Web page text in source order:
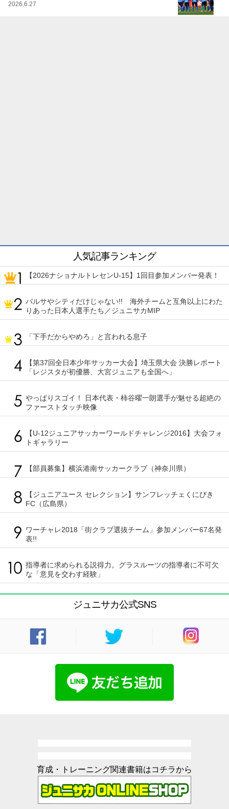
2026.6.27
人気記事ランキング
【2026ナショナルトレセンU-15】1回目参加メンバー発表！
バルサやシティだけじゃない!! 海外チームと互角以上にわた
りあった日本人選手たち／ジュニサカMIP
「下手だからやめろ」と言われる息子
【第37回全日本少年サッカー大会】埼玉県大会 決勝レポート
「レジスタが初優勝、大宮ジュニアも全国へ」
やっぱりスゴイ！ 日本代表・柿谷曜一朗選手が魅せる超絶の
ファーストタッチ映像
【U-12ジュニアサッカーワールドチャレンジ2016】大会フォ
トギャラリー
【部員募集】横浜港南サッカークラブ（神奈川県）
【ジュニアユース セレクション】サンフレッチェくにびき
FC（広島県）
ワーチャレ2018「街クラブ選抜チーム」参加メンバー67名発
表!!
指導者に求められる説得力。グラスルーツの指導者に不可欠
な「意見を交わす経験」
ジュニサカ公式SNS
育成・トレーニング関連書籍はコチラから